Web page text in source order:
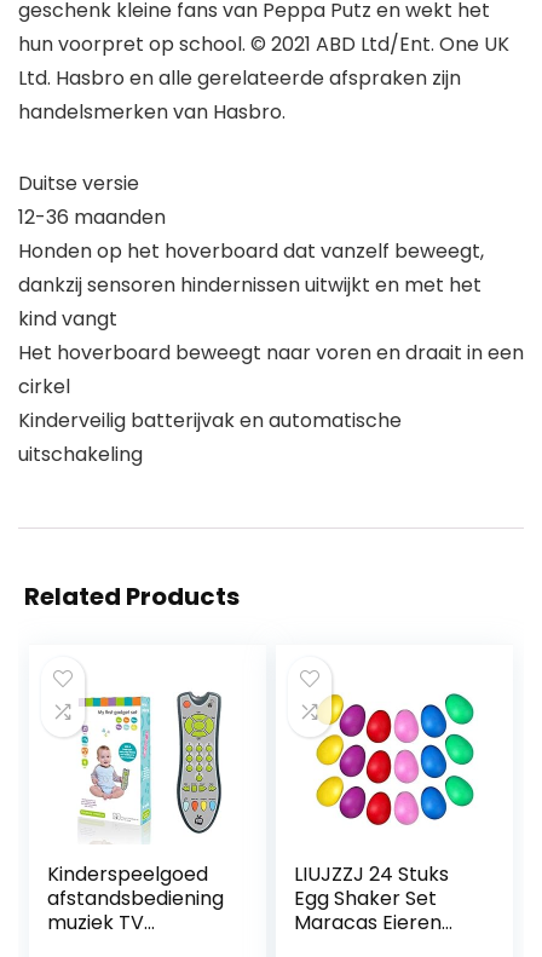
geschenk kleine fans van Peppa Putz en wekt het
hun voorpret op school. © 2021 ABD Ltd/Ent. One UK
Ltd. Hasbro en alle gerelateerde afspraken zijn
handelsmerken van Hasbro.
Duitse versie
12-36 maanden
Honden op het hoverboard dat vanzelf beweegt,
dankzij sensoren hindernissen uitwijkt en met het
kind vangt
Het hoverboard beweegt naar voren en draait in een
cirkel
Kinderveilig batterijvak en automatische
uitschakeling
Related Products
Kinderspeelgoed
afstandsbediening
muziek TV
LIUJZZJ 24 Stuks
Egg Shaker Set
Maracas Eieren